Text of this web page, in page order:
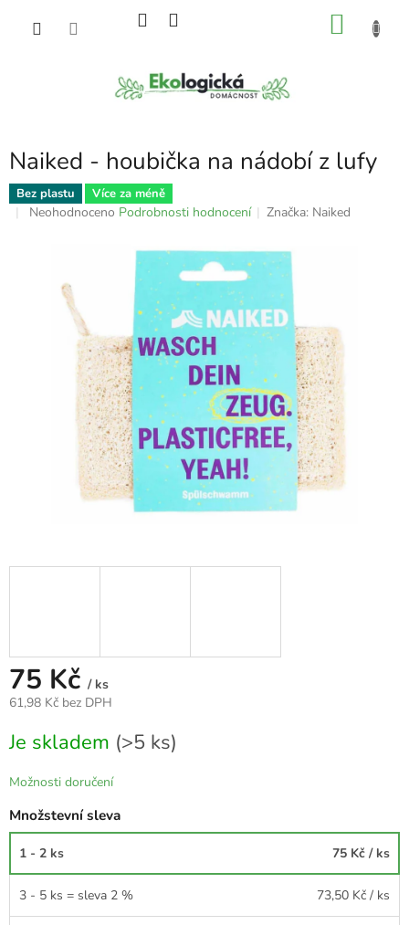
Naiked - houbička na nádobí z lufy
Bez plastu Více za méně
Průměrné
hvězdiček.
Neohodnoceno Podrobnosti hodnocení Značka: Naiked
75 Kč / ks
61,98 Kč bez DPH
cena:
Je skladem (>5 ks)
Možnosti doručení
Množstevní sleva
1 - 2 ks 75 Kč / ks
3 - 5 ks = sleva 2 % 73,50 Kč / ks